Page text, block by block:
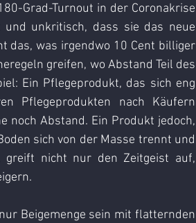
Grad-Turnout in der Coronakrise
unkritisch, dass sie das neue
das, was irgendwo 10 Cent billiger
greifen, wo Abstand Teil des
Ein Pflegeprodukt, das sich eng
Pflegeprodukten nach Käufern
noch Abstand. Ein Produkt jedoch,
sich von der Masse trennt und
greift nicht nur den Zeitgeist auf,
Beigemenge sein mit flatternden